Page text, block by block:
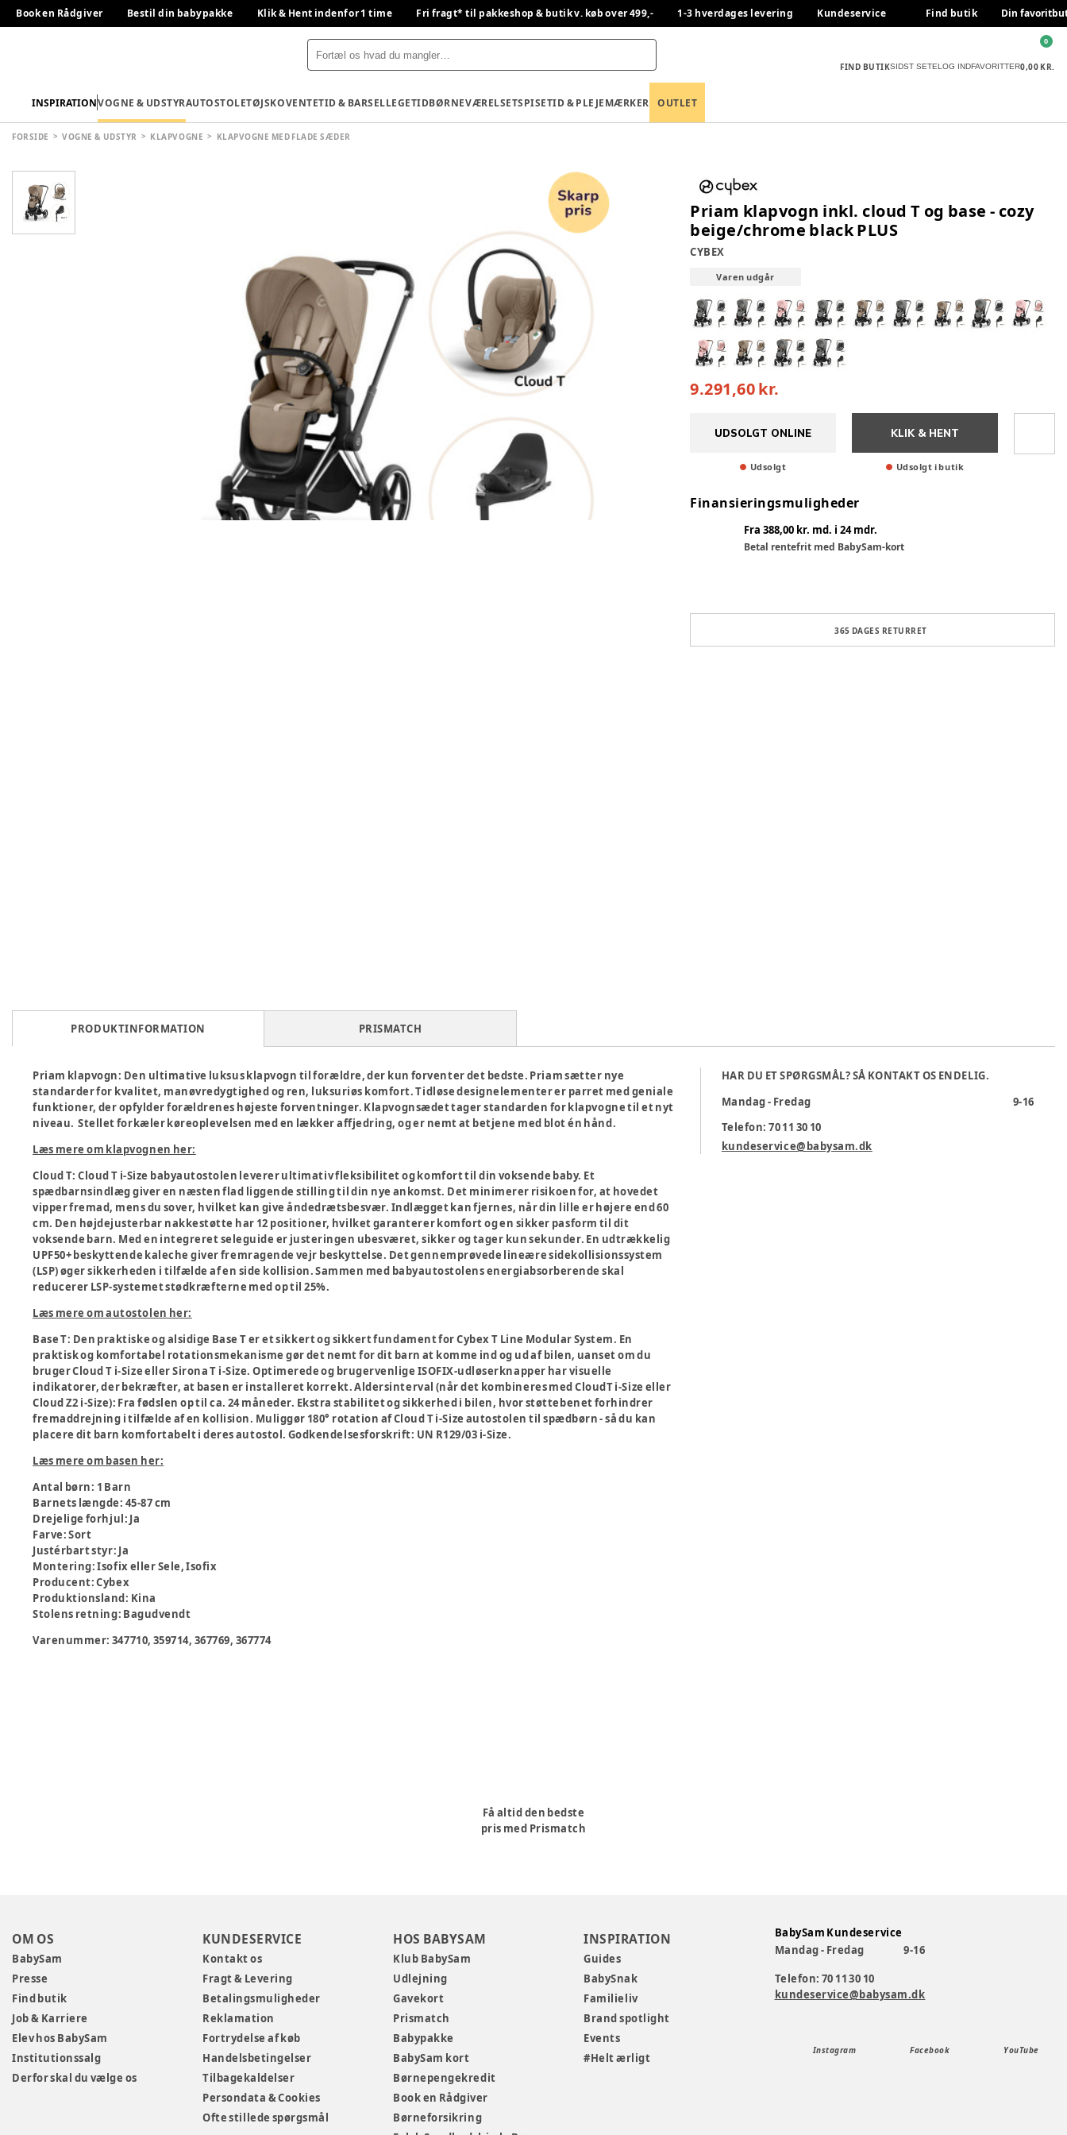
Book en Rådgiver Bestil din babypakke Klik & Hent indenfor 1 time Fri fragt* til pakkeshop & butik v. køb over 499,- 1-3 hverdages levering Kundeservice Find butik Din
FIND BUTIKSIDST SETELOG INDFAVORITTER0,00 KR.
0
INSPIRATIONVOGNE & UDSTYRAUTOSTOLETØJSKOVENTETID & BARSELLEGETIDBØRNEVÆRELSETSPISETID & PLEJEMÆRKER OUTLET
FORSIDE VOGNE & UDSTYR KLAPVOGNE KLAPVOGNE MED FLADE SÆDER
Priam klapvogn inkl. cloud T og base - cozy
beige/chrome black PLUS
CYBEX
Varen udgår
9.291,60 kr.
UDSOLGT ONLINE
Udsolgt
KLIK & HENT
Udsolgt i butik
Finansieringsmuligheder
Fra 388,00 kr. md. i 24 mdr.
Betal rentefrit med BabySam-kort
365 DAGES RETURRET
PRODUKTINFORMATION PRISMATCH
Priam klapvogn: Den ultimative luksus klapvogn til forældre, der kun forventer det bedste. Priam sætter nye
standarder for kvalitet, manøvredygtighed og ren, luksuriøs komfort. Tidløse designelementer er parret med geniale
funktioner, der opfylder forældrenes højeste forventninger. Klapvognsædet tager standarden for klapvogne til et nyt
niveau. Stellet forkæler køreoplevelsen med en lækker affjedring, og er nemt at betjene med blot én hånd.
Læs mere om klapvognen her:
Cloud T:Cloud T i-Size babyautostolen leverer ultimativ fleksibilitet og komfort til din voksende baby. Et
spædbarnsindlæg giver en næsten flad liggende stilling til din nye ankomst. Det minimerer risikoen for, at hovedet
vipper fremad, mens du sover, hvilket kan give åndedrætsbesvær. Indlægget kan fjernes, når din lille er højere end 60
cm. Den højdejusterbar nakkestøtte har 12 positioner, hvilket garanterer komfort og en sikker pasform til dit
voksende barn. Med en integreret seleguide er justeringen ubesværet, sikker og tager kun sekunder. En udtrækkelig
UPF50+ beskyttende kaleche giver fremragende vejr beskyttelse. Det gennemprøvede lineære sidekollisionssystem
(LSP) øger sikkerheden i tilfælde af en side kollision. Sammen med babyautostolens energiabsorberende skal
reducerer LSP-systemet stødkræfterne med op til 25%.
Læs mere om autostolen her:
Base T: Den praktiske og alsidige Base T er et sikkert og sikkert fundament for Cybex T Line Modular System. En
praktisk og komfortabel rotationsmekanisme gør det nemt for dit barn at komme ind og ud af bilen, uanset om du
bruger Cloud T i-Size eller Sirona T i-Size. Optimerede og brugervenlige ISOFIX-udløserknapper har visuelle
indikatorer, der bekræfter, at basen er installeret korrekt. Aldersinterval (når det kombineres med CloudT i-Size eller
Cloud Z2 i-Size): Fra fødslen op til ca. 24 måneder. Ekstra stabilitet og sikkerhed i bilen, hvor støttebenet forhindrer
fremaddrejning i tilfælde af en kollision. Muliggør 180° rotation af Cloud T i-Size autostolen til spædbørn - så du kan
placere dit barn komfortabelt i deres autostol. Godkendelsesforskrift: UN R129/03 i-Size.
Læs mere om basen her:
Antal børn: 1 Barn
Barnets længde: 45-87 cm
Drejelige forhjul: Ja
Farve:Sort
Justérbart styr: Ja
Montering:Isofix eller Sele, Isofix
Producent:Cybex
Produktionsland: Kina
Stolens retning: Bagudvendt
Varenummer: 347710, 359714, 367769, 367774
HAR DU ET SPØRGSMÅL? SÅ KONTAKT OS ENDELIG.
Mandag - Fredag
9-16
Telefon: 70 11 30 10
kundeservice@babysam.dk
Få altid den bedste
pris med Prismatch
OM OS
BabySam
Presse
Find butik
Job & Karriere
Elev hos BabySam
Institutionssalg
Derfor skal du vælge os
KUNDESERVICE
Kontakt os
Fragt & Levering
Betalingsmuligheder
Reklamation
Fortrydelse af køb
Handelsbetingelser
Tilbagekaldelser
Persondata & Cookies
Ofte stillede spørgsmål
HOS BABYSAM
Klub BabySam
Udlejning
Gavekort
Prismatch
Babypakke
BabySam kort
Børnepengekredit
Book en Rådgiver
Børneforsikring
INSPIRATION
Guides
BabySnak
Familieliv
Brand spotlight
Events
#Helt ærligt
BabySam Kundeservice
Mandag - Fredag
9-16
Telefon: 70 11 30 10
kundeservice@babysam.dk
Instagram Facebook YouTube